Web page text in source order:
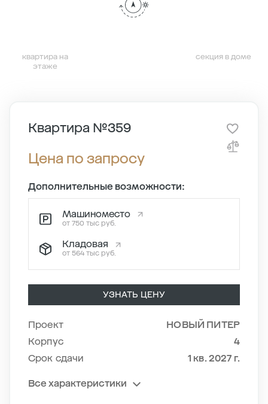
квартира на
этаже
секция в доме
Квартира №359
Цена по запросу
Дополнительные возможности:
Машиноместо
от 750 тыс руб.
Кладовая
от 564 тыс руб.
УЗНАТЬ ЦЕНУ
Проект
НОВЫЙ ПИТЕР
Корпус
4
Срок сдачи
1 кв. 2027 г.
Все характеристики